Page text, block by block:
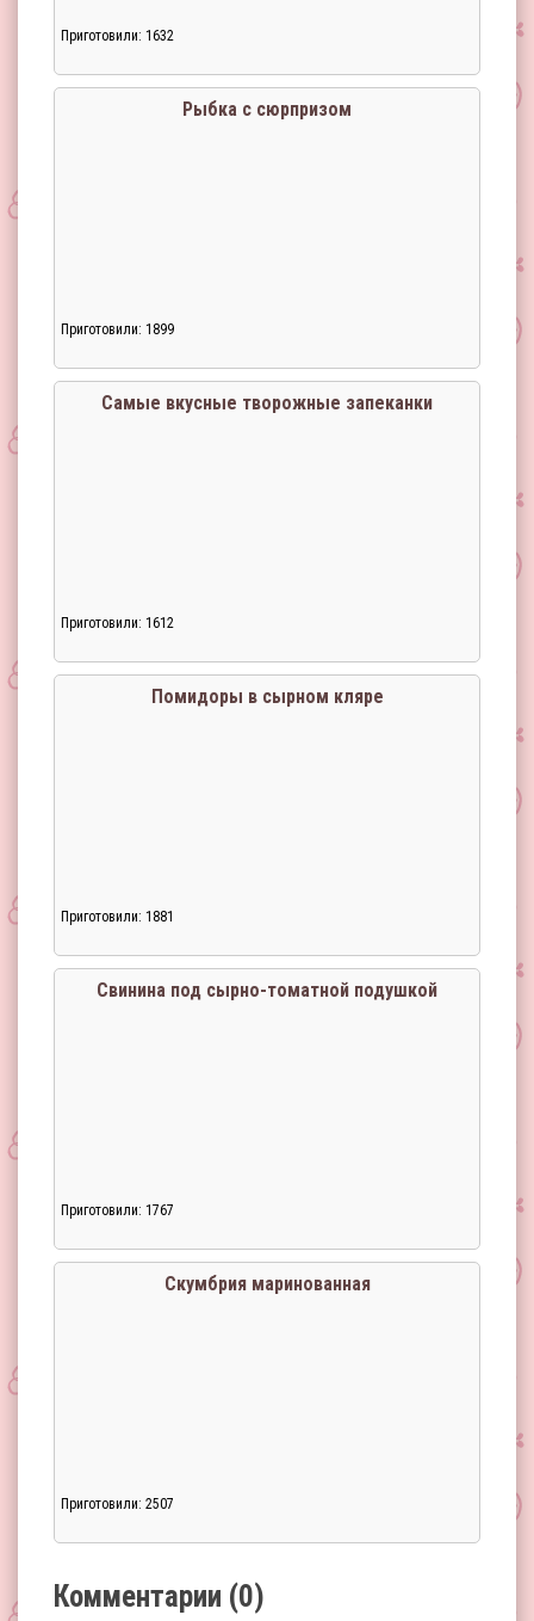
Приготовили: 1632
Рыбка с сюрпризом
Приготовили: 1899
Самые вкусные творожные запеканки
Приготовили: 1612
Помидоры в сырном кляре
Приготовили: 1881
Свинина под сырно-томатной подушкой
Приготовили: 1767
Скумбрия маринованная
Приготовили: 2507
Комментарии (0)